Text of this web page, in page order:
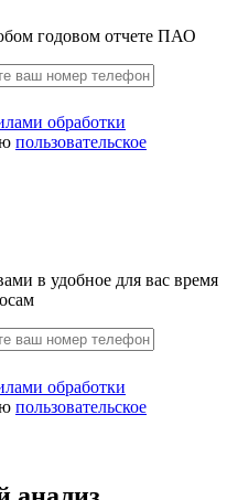
годовом отчете ПАО
обработки
пользовательское
в удобное для вас время
обработки
пользовательское